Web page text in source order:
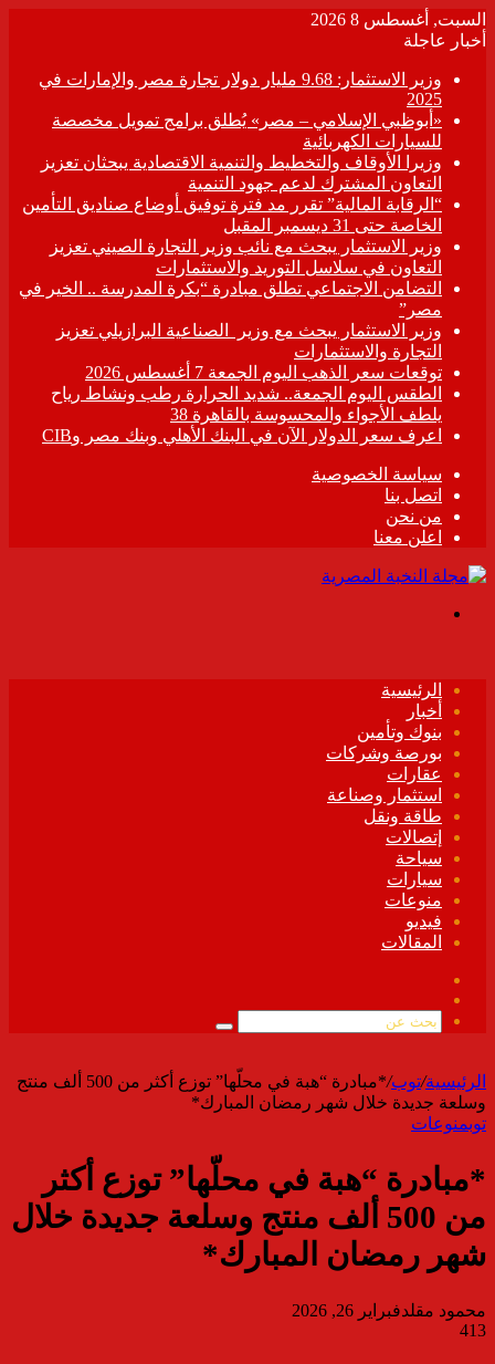
السبت, أغسطس 8 2026
أخبار عاجلة
وزير الاستثمار: 9.68 مليار دولار تجارة مصر والإمارات في
2025
«أبوظبي الإسلامي – مصر» يُطلق برامج تمويل مخصصة
للسيارات الكهربائية
وزيرا الأوقاف والتخطيط والتنمية الاقتصادية يبحثان تعزيز
التعاون المشترك لدعم جهود التنمية
“الرقابة المالية” تقرر مد فترة توفيق أوضاع صناديق التأمين
الخاصة حتى 31 ديسمبر المقبل
وزير الاستثمار يبحث مع نائب وزير التجارة الصيني تعزيز
التعاون في سلاسل التوريد والاستثمارات
التضامن الاجتماعي تطلق مبادرة “بكرة المدرسة .. الخير في
مصر”
وزير الاستثمار يبحث مع وزير الصناعية البرازيلي تعزيز
التجارة والاستثمارات
توقعات سعر الذهب اليوم الجمعة 7 أغسطس 2026
الطقس اليوم الجمعة.. شديد الحرارة رطب ونشاط رياح
يلطف الأجواء والمحسوسة بالقاهرة 38
اعرف سعر الدولار الآن في البنك الأهلي وبنك مصر وCIB
سياسة الخصوصية
اتصل بنا
من نحن
اعلن معنا
الرئيسية
أخبار
بنوك وتأمين
بورصة وشركات
عقارات
استثمار وصناعة
طاقة ونقل
إتصالات
سياحة
سيارات
منوعات
فيديو
المقالات
الموقع
بحث
الرئيسية/توب/
*مبادرة “هبة في محلّها” توزع أكثر من 500 ألف منتج
وسلعة جديدة خلال شهر رمضان المبارك*
توبمنوعات
*مبادرة “هبة في محلّها” توزع أكثر
من 500 ألف منتج وسلعة جديدة خلال
شهر رمضان المبارك*
محمود مقلدفبراير 26, 2026
413